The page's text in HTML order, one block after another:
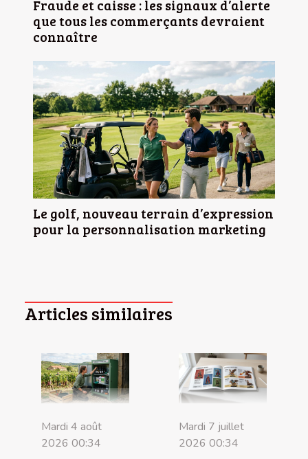
Fraude et caisse : les signaux d’alerte
que tous les commerçants devraient
connaître
Le golf, nouveau terrain d’expression
pour la personnalisation marketing
Articles similaires
Mardi 4 août
2026 00:34
Mardi 7 juillet
2026 00:34